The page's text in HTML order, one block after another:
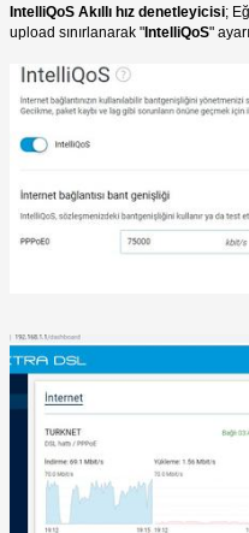
IntelliQoS Akıllı hız denetleyicisi;
upload sınırlanarak "IntelliQoS"